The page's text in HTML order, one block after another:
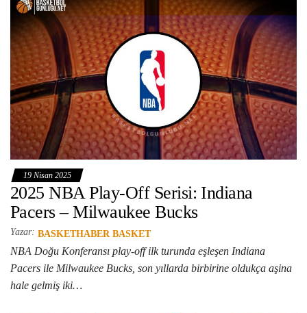
19 Nisan 2025
2025 NBA Play-Off Serisi: Indiana
Pacers – Milwaukee Bucks
Yazar: BASKETHABER BASKET
NBA Doğu Konferansı play-off ilk turunda eşleşen Indiana
Pacers ile Milwaukee Bucks, son yıllarda birbirine oldukça aşina
hale gelmiş iki…